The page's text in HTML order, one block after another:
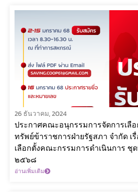
26 ธันวาคม, 2024
ประกาศคณะอนุกรรมการจัดการเลื
ทรัพย์ข้าราชการฝ่ายรัฐสภา จำกัด เ
เลือกตั้งคณะกรรมการดำเนินการ ชุ
๒๕๖๘
อ่านเพิ่มเติม